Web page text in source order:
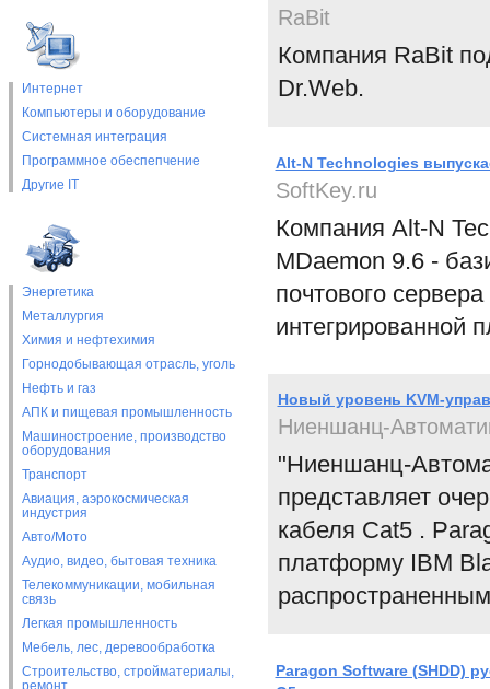
Интернет
Компьютеры и оборудование
Системная интеграция
Программное обеспепчение
Другие IT
Энергетика
Металлургия
Химия и нефтехимия
Горнодобывающая отрасль, уголь
Нефть и газ
АПК и пищевая промышленность
Машиностроение, производство
оборудования
Транспорт
Авиация, аэрокосмическая
индустрия
Авто/Мото
Аудио, видео, бытовая техника
Телекоммуникации, мобильная
связь
Легкая промышленность
Мебель, лес, деревообработка
Строительство, стройматериалы,
ремонт
RaBit
Компания RaBit
Dr.Web.
Alt-N Technologies
SoftKey.ru
Компания Alt-N
MDaemon 9.6 -
почтового
интегрированной
Новый уровень KVM-
Ниеншанц-
"Ниеншанц-
представляет
кабеля Cat5 .
платформу IBM
Paragon Software (SHDD)